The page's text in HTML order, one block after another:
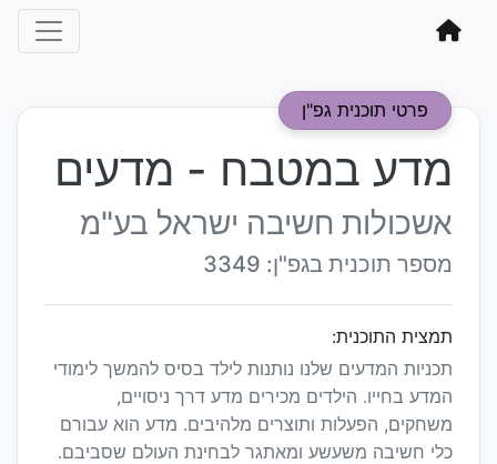
פרטי תוכנית גפ"ן
מדע במטבח - מדעים
אשכולות חשיבה ישראל בע"מ
מספר תוכנית בגפ"ן: 3349
תמצית התוכנית:
תכניות המדעים שלנו נותנות לילד בסיס להמשך לימודי
המדע בחייו. הילדים מכירים מדע דרך ניסויים,
משחקים, הפעלות ותוצרים מלהיבים. מדע הוא עבורם
כלי חשיבה משעשע ומאתגר לבחינת העולם שסביבם.